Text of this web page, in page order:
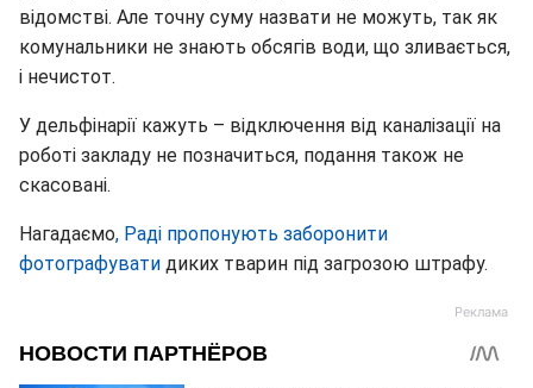
відомстві. Але точну суму назвати не можуть, так як
комунальники не знають обсягів води, що зливається,
і нечистот.
У дельфінарії кажуть – відключення від каналізації на
роботі закладу не позначиться, подання також не
скасовані.
Нагадаємо, Раді пропонують заборонити
фотографувати диких тварин під загрозою штрафу.